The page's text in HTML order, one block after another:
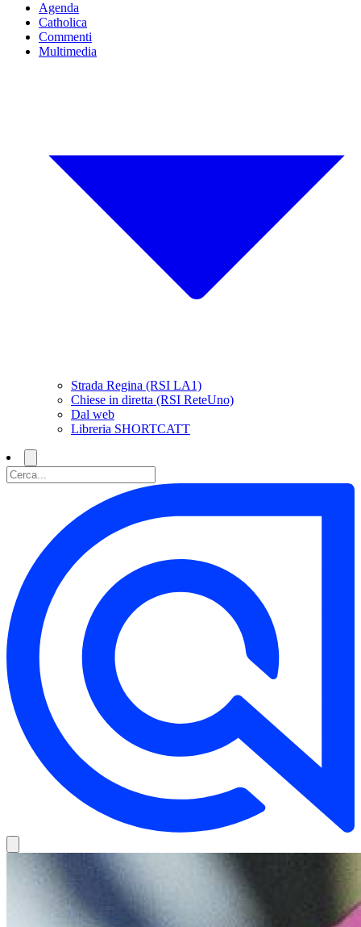
Agenda
Catholica
Commenti
Multimedia
Strada Regina (RSI LA1)
Chiese in diretta (RSI ReteUno)
Dal web
Libreria SHORTCATT